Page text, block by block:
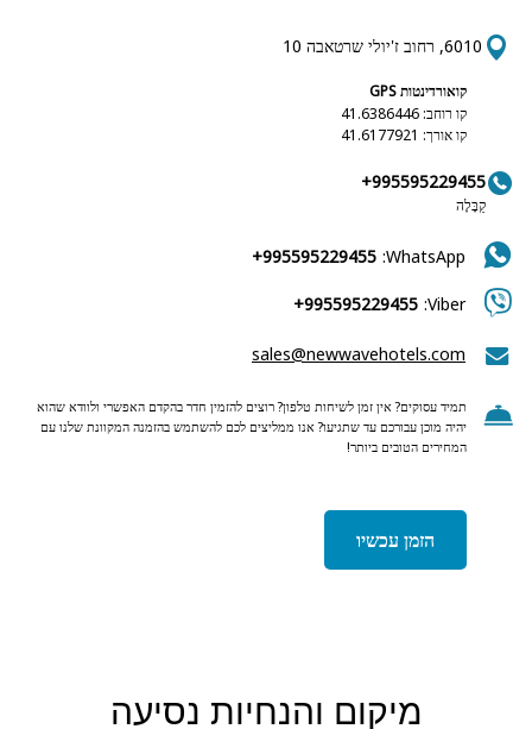
6010, רחוב ז'יולי שרטאבה 10
קואורדינטות GPS
קו רוחב: 41.6386446
קו אורך: 41.6177921
+995595229455
קַבָּלָה
WhatsApp:
+995595229455
Viber:
+995595229455
sales@newwavehotels.com
תמיד עסוקים? אין זמן לשיחות טלפון? רוצים להזמין חדר בהקדם האפשרי ולוודא שהוא
יהיה מוכן עבורכם עד שתגיעו? אנו ממליצים לכם להשתמש בהזמנה המקוונת שלנו עם
המחירים הטובים ביותר!
הזמן עכשיו
מיקום והנחיות נסיעה